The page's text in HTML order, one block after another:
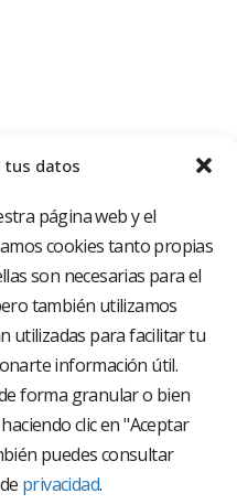
tus datos
página web y el
cookies tanto propias
son necesarias para el
también utilizamos
utilizadas para facilitar tu
información útil.
forma granular o bien
clic en "Aceptar
puedes consultar
privacidad.
de los proveedores
en España, creado
el acceso a una
Nuestra red asistencial
y 37 centros médicos